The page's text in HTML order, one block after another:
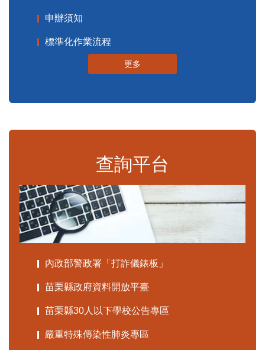
申辦須知
標準化作業流程
更多
查詢平台
內政部警政署「打詐儀錶板」
苗栗縣政府資料開放平臺
苗栗縣30人以下學校公告專區
嚴重特殊傳染性肺炎專區